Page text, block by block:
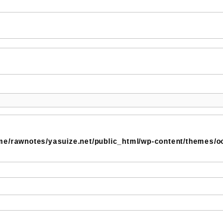
rawnotes/yasuize.net/public_html/wp-content/themes/